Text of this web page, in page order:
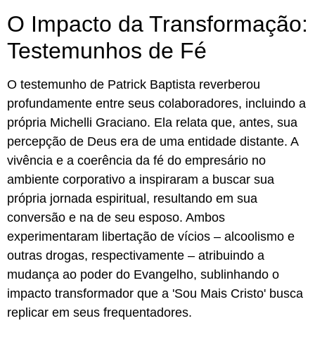
O Impacto da Transformação:
Testemunhos de Fé
O testemunho de Patrick Baptista reverberou
profundamente entre seus colaboradores, incluindo a
própria Michelli Graciano. Ela relata que, antes, sua
percepção de Deus era de uma entidade distante. A
vivência e a coerência da fé do empresário no
ambiente corporativo a inspiraram a buscar sua
própria jornada espiritual, resultando em sua
conversão e na de seu esposo. Ambos
experimentaram libertação de vícios – alcoolismo e
outras drogas, respectivamente – atribuindo a
mudança ao poder do Evangelho, sublinhando o
impacto transformador que a 'Sou Mais Cristo' busca
replicar em seus frequentadores.